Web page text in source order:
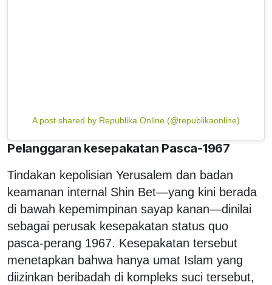
A post shared by Republika Online (@republikaonline)
Pelanggaran kesepakatan Pasca-1967
Tindakan kepolisian Yerusalem dan badan
keamanan internal Shin Bet—yang kini berada
di bawah kepemimpinan sayap kanan—dinilai
sebagai perusak kesepakatan status quo
pasca-perang 1967. Kesepakatan tersebut
menetapkan bahwa hanya umat Islam yang
diizinkan beribadah di kompleks suci tersebut,